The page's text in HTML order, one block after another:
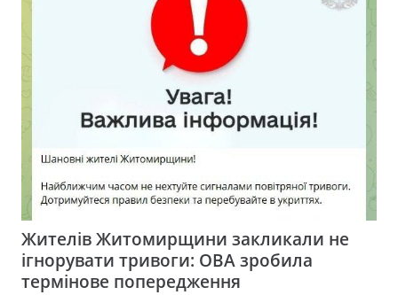
Жителів Житомирщини закликали не
ігнорувати тривоги: ОВА зробила
термінове попередження